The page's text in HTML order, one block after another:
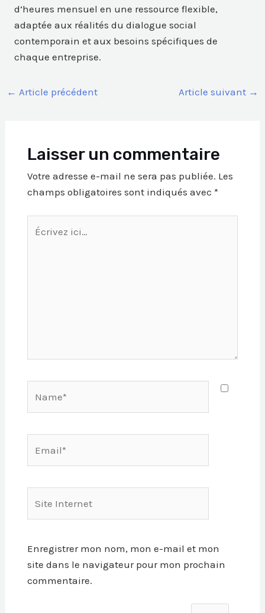
d’heures mensuel en une ressource flexible,
adaptée aux réalités du dialogue social
contemporain et aux besoins spécifiques de
chaque entreprise.
← Article précédent Article suivant →
Laisser un commentaire
Votre adresse e-mail ne sera pas publiée. Les
champs obligatoires sont indiqués avec *
ici…
Internet
Enregistrer mon nom, mon e-mail et mon
site dans le navigateur pour mon prochain
commentaire.